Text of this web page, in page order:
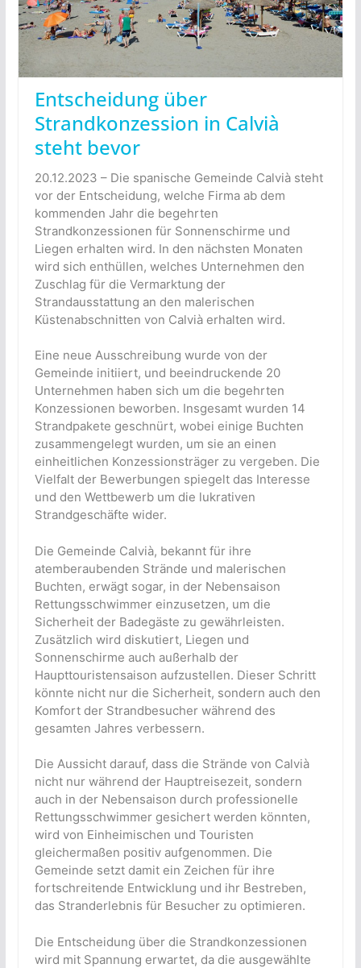
Entscheidung über
Strandkonzession in Calvià
steht bevor
20.12.2023 – Die spanische Gemeinde Calvià steht
vor der Entscheidung, welche Firma ab dem
kommenden Jahr die begehrten
Strandkonzessionen für Sonnenschirme und
Liegen erhalten wird. In den nächsten Monaten
wird sich enthüllen, welches Unternehmen den
Zuschlag für die Vermarktung der
Strandausstattung an den malerischen
Küstenabschnitten von Calvià erhalten wird.
Eine neue Ausschreibung wurde von der
Gemeinde initiiert, und beeindruckende 20
Unternehmen haben sich um die begehrten
Konzessionen beworben. Insgesamt wurden 14
Strandpakete geschnürt, wobei einige Buchten
zusammengelegt wurden, um sie an einen
einheitlichen Konzessionsträger zu vergeben. Die
Vielfalt der Bewerbungen spiegelt das Interesse
und den Wettbewerb um die lukrativen
Strandgeschäfte wider.
Die Gemeinde Calvià, bekannt für ihre
atemberaubenden Strände und malerischen
Buchten, erwägt sogar, in der Nebensaison
Rettungsschwimmer einzusetzen, um die
Sicherheit der Badegäste zu gewährleisten.
Zusätzlich wird diskutiert, Liegen und
Sonnenschirme auch außerhalb der
Haupttouristensaison aufzustellen. Dieser Schritt
könnte nicht nur die Sicherheit, sondern auch den
Komfort der Strandbesucher während des
gesamten Jahres verbessern.
Die Aussicht darauf, dass die Strände von Calvià
nicht nur während der Hauptreisezeit, sondern
auch in der Nebensaison durch professionelle
Rettungsschwimmer gesichert werden könnten,
wird von Einheimischen und Touristen
gleichermaßen positiv aufgenommen. Die
Gemeinde setzt damit ein Zeichen für ihre
fortschreitende Entwicklung und ihr Bestreben,
das Stranderlebnis für Besucher zu optimieren.
Die Entscheidung über die Strandkonzessionen
wird mit Spannung erwartet, da die ausgewählte